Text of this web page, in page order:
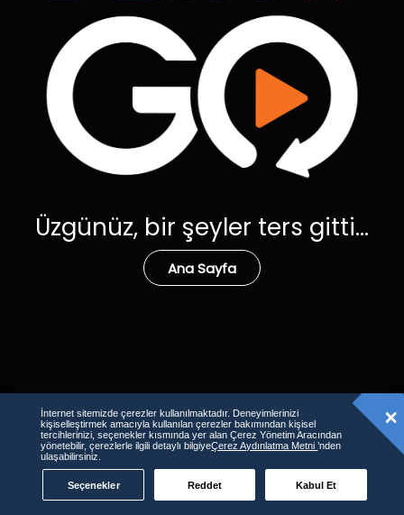
Üzgünüz, bir şeyler ters gitti...
Ana Sayfa
İnternet sitemizde çerezler kullanılmaktadır. Deneyimlerinizi
kişiselleştirmek amacıyla kullanılan çerezler bakımından kişisel
tercihlerinizi, seçenekler kısmında yer alan Çerez Yönetim Aracından
yönetebilir, çerezlerle ilgili detaylı bilgiyeÇerez Aydınlatma Metni’nden
ulaşabilirsiniz.
Seçenekler Reddet Kabul Et